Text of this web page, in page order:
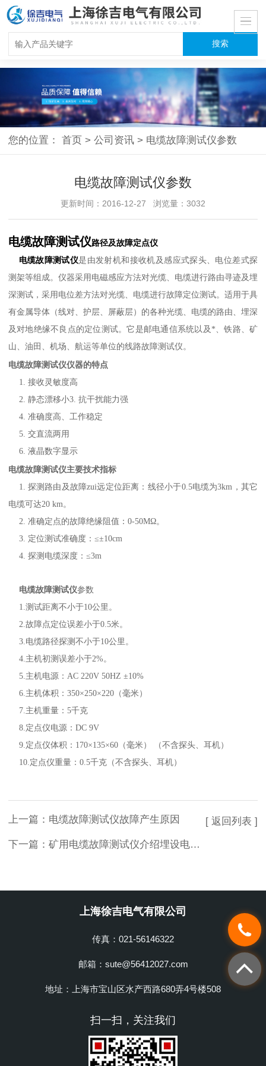
您的位置： 首页 > 公司资讯 > 电缆故障测试仪参数
电缆故障测试仪参数
更新时间：2016-12-27 浏览量：3032
电缆故障测试仪路径及故障定点仪
电缆故障测试仪是由发射机和接收机及感应式探头、电位差式探
测架等组成。仪器采用电磁感应方法对光缆、电缆进行路由寻迹及埋
深测试，采用电位差方法对光缆、电缆进行故障定位测试。适用于具
有金属导体（线对、护层、屏蔽层）的各种光缆、电缆的路由、埋深
及对地绝缘不良点的定位测试。它是邮电通信系统以及*、铁路、矿
山、油田、机场、航运等单位的线路故障测试仪。
电缆故障测试仪仪器的特点
1. 接收灵敏度高
2. 静态漂移小3. 抗干扰能力强
4. 准确度高、工作稳定
5. 交直流两用
6. 液晶数字显示
电缆故障测试仪主要技术指标
1. 探测路由及故障zui远定位距离：线径小于0.5电缆为3km，其它
电缆可达20 km。
2. 准确定点的故障绝缘阻值：0-50MΩ。
3. 定位测试准确度：≤±10cm
4. 探测电缆深度：≤3m
电缆故障测试仪参数
1.测试距离不小于10公里。
2.故障点定位误差小于0.5米。
3.电缆路径探测不小于10公里。
4.主机初测误差小于2%。
5.主机电源：AC 220V 50HZ ±10%
6.主机体积：350×250×220（毫米）
7.主机重量：5千克
8.定点仪电源：DC 9V
9.定点仪体积：170×135×60（毫米） （不含探头、耳机）
10.定点仪重量：0.5千克（不含探头、耳机）
上一篇： 电缆故障测试仪故障产生原因
下一篇： 矿用电缆故障测试仪介绍埋设电缆线路的安全要求
[ 返回列表 ]
上海徐吉电气有限公司
传真：021-56146322
邮箱：sute@56412027.com
地址：上海市宝山区水产西路680弄4号楼508
扫一扫，关注我们